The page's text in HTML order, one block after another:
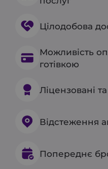
Цілодобова
Можливість
готівкою
Ліцензовані
Відстеження
Попереднє